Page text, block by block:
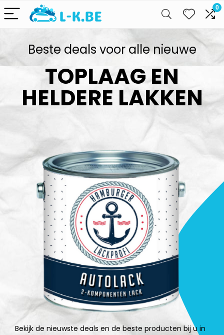
0
Beste deals voor alle nieuwe
TOPLAAG EN
HELDERE LAKKEN
Bekijk de nieuwste deals en de beste producten bij u in